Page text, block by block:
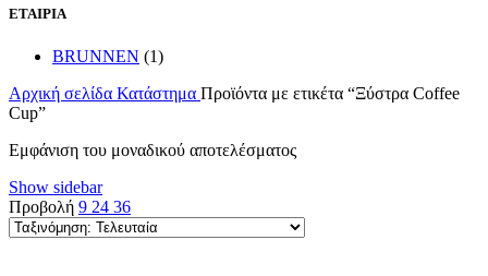
ΕΤΑΙΡΙΑ
BRUNNEN (1)
Αρχική σελίδα Κατάστημα Προϊόντα με ετικέτα “Ξύστρα Coffee
Cup”
Εμφάνιση του μοναδικού αποτελέσματος
Show sidebar
Προβολή 9 24 36